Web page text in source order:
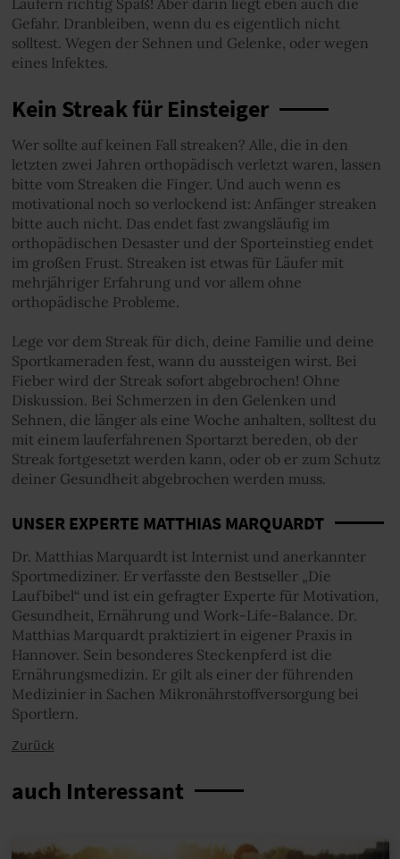
Läufern richtig Spaß! Aber darin liegt eben auch die
Gefahr. Dranbleiben, wenn du es eigentlich nicht
solltest. Wegen der Sehnen und Gelenke, oder wegen
eines Infektes.
Kein Streak für Einsteiger
Wer sollte auf keinen Fall streaken? Alle, die in den
letzten zwei Jahren orthopädisch verletzt waren, lassen
bitte vom Streaken die Finger. Und auch wenn es
motivational noch so verlockend ist: Anfänger streaken
bitte auch nicht. Das endet fast zwangsläufig im
orthopädischen Desaster und der Sporteinstieg endet
im großen Frust. Streaken ist etwas für Läufer mit
mehrjähriger Erfahrung und vor allem ohne
orthopädische Probleme.
Lege vor dem Streak für dich, deine Familie und deine
Sportkameraden fest, wann du aussteigen wirst. Bei
Fieber wird der Streak sofort abgebrochen! Ohne
Diskussion. Bei Schmerzen in den Gelenken und
Sehnen, die länger als eine Woche anhalten, solltest du
mit einem lauferfahrenen Sportarzt bereden, ob der
Streak fortgesetzt werden kann, oder ob er zum Schutz
deiner Gesundheit abgebrochen werden muss.
UNSER EXPERTE MATTHIAS MARQUARDT
Dr. Matthias Marquardt ist Internist und anerkannter
Sportmediziner. Er verfasste den Bestseller „Die
Laufbibel“ und ist ein gefragter Experte für Motivation,
Gesundheit, Ernährung und Work-Life-Balance. Dr.
Matthias Marquardt praktiziert in eigener Praxis in
Hannover. Sein besonderes Steckenpferd ist die
Ernährungsmedizin. Er gilt als einer der führenden
Medizinier in Sachen Mikronährstoffversorgung bei
Sportlern.
Zurück
auch Interessant